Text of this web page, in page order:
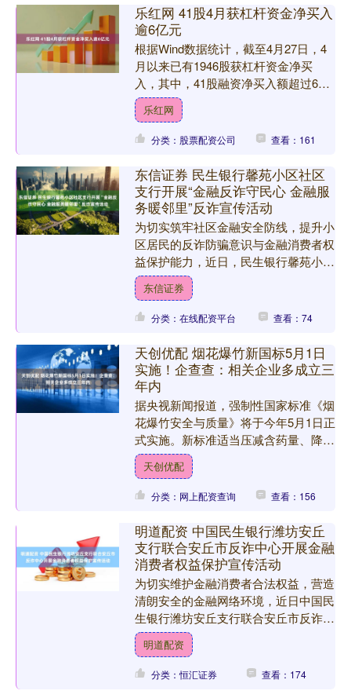
乐红网 41股4月获杠杆资金净买入
逾6亿元
根据Wind数据统计，截至4月27日，4
月以来已有1946股获杠杆资金净买
入，其中，41股融资净买入额超过6亿
元。从二级市场来看，长光华芯、东山
精密、天通股份、....
乐红网
分类：股票配资公司 查看：161
东信证券 民生银行馨苑小区社区
支行开展“金融反诈守民心 金融服
务暖邻里”反诈宣传活动
为切实筑牢社区金融安全防线，提升小
区居民的反诈防骗意识与金融消费者权
益保护能力，近日，民生银行馨苑小区
社区支行走进小区内部，开展了一场主
题鲜明、内容丰富、形式多....
东信证券
分类：在线配资平台 查看：74
天创优配 烟花爆竹新国标5月1日
实施！企查查：相关企业多成立三
年内
据央视新闻报道，强制性国家标准《烟
花爆竹安全与质量》将于今年5月1日正
式实施。新标准适当压减含药量、降低
声级值、限定运动轨迹范围、明确防撞
击包装要求和禁用药种等....
天创优配
分类：网上配资查询 查看：156
明道配资 中国民生银行潍坊安丘
支行联合安丘市反诈中心开展金融
消费者权益保护宣传活动
为切实维护金融消费者合法权益，营造
清朗安全的金融网络环境，近日中国民
生银行潍坊安丘支行联合安丘市反诈中
心，走进安丘市泰华城购物广场及周边
商户、社区，开展了以“清....
明道配资
分类：恒汇证券 查看：174